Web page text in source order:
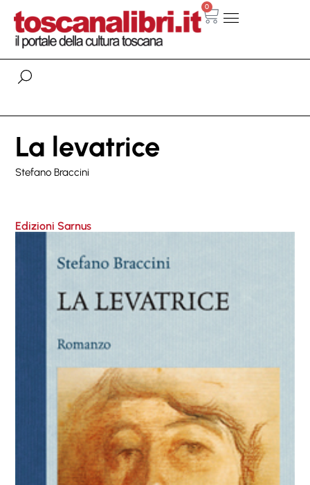
0
La levatrice
Stefano Braccini
Edizioni Sarnus